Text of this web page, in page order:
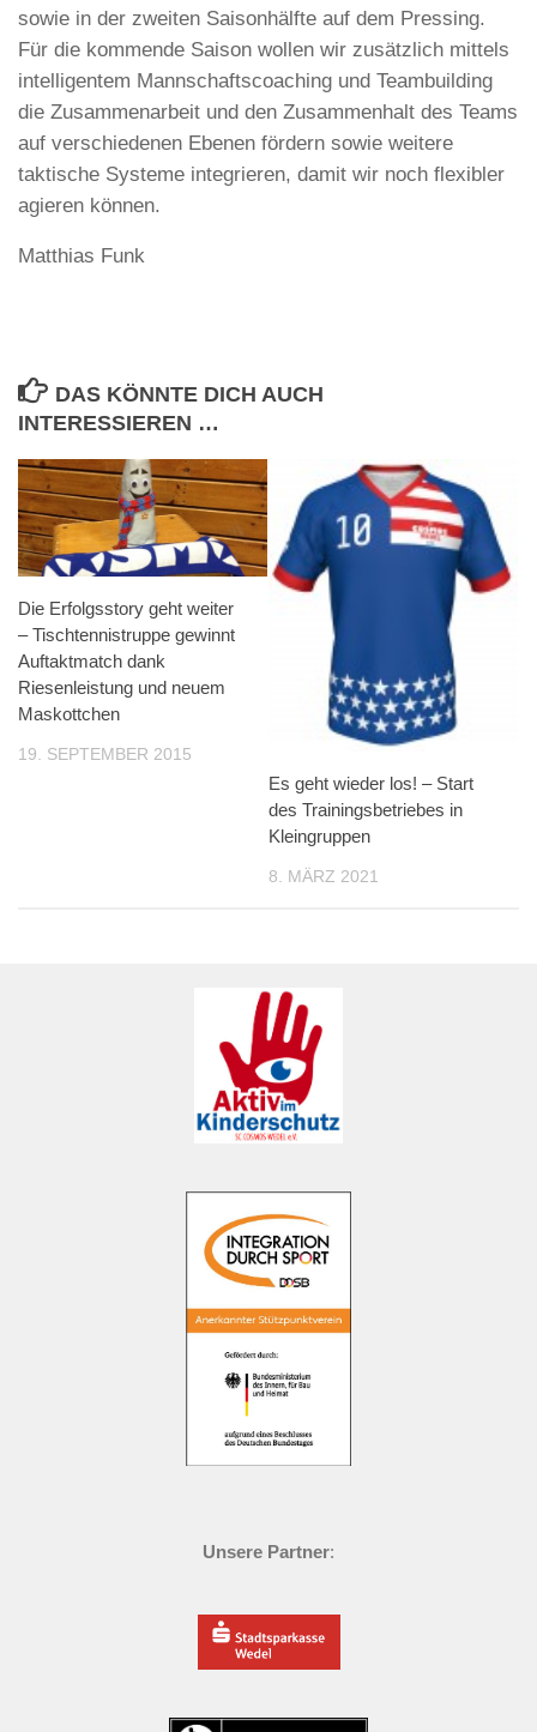
sowie in der zweiten Saisonhälfte auf dem Pressing.
Für die kommende Saison wollen wir zusätzlich mittels
intelligentem Mannschaftscoaching und Teambuilding
die Zusammenarbeit und den Zusammenhalt des Teams
auf verschiedenen Ebenen fördern sowie weitere
taktische Systeme integrieren, damit wir noch flexibler
agieren können.
Matthias Funk
DAS KÖNNTE DICH AUCH
INTERESSIEREN …
Die Erfolgsstory geht weiter
– Tischtennistruppe gewinnt
Auftaktmatch dank
Riesenleistung und neuem
Maskottchen
19. SEPTEMBER 2015
Es geht wieder los! – Start
des Trainingsbetriebes in
Kleingruppen
8. MÄRZ 2021
Unsere Partner: